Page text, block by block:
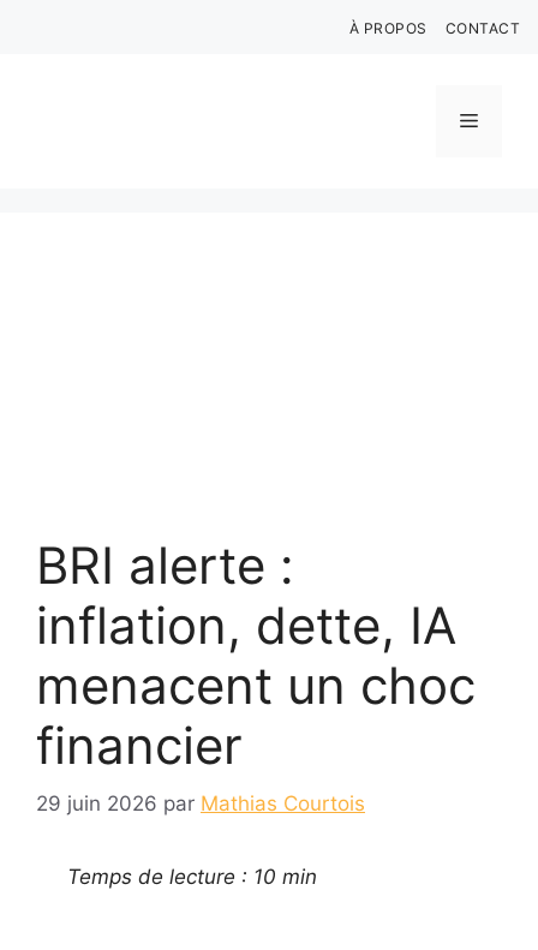
À PROPOS CONTACT
Menu
BRI alerte :
inflation, dette, IA
menacent un choc
financier
29 juin 2026 par Mathias Courtois
Temps de lecture : 10 min